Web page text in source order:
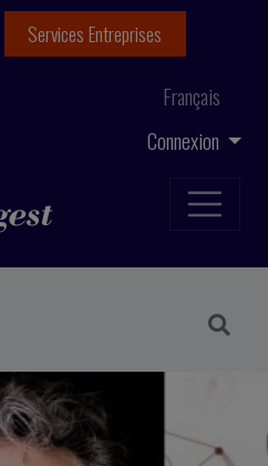
Connexion
Français
Services Entreprises